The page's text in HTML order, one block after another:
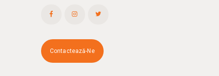
Contactează-Ne